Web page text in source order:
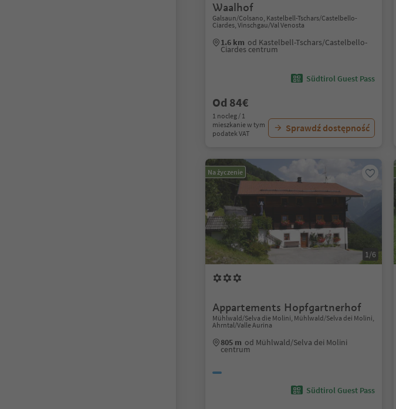
Waalhof
Galsaun/Colsano, Kastelbell-Tschars/Castelbello-
Ciardes, Vinschgau/Val Venosta
1.6 km od Kastelbell-Tschars/Castelbello-
Ciardes centrum
Südtirol Guest Pass
Od 84€
1 nocleg / 1
mieszkanie w tym
podatek VAT
Sprawdź dostępność
Na życzenie
1/6
Appartements Hopfgartnerhof
Mühlwald/Selva die Molini, Mühlwald/Selva dei Molini,
Ahrntal/Valle Aurina
805 m od Mühlwald/Selva dei Molini
centrum
Südtirol Guest Pass